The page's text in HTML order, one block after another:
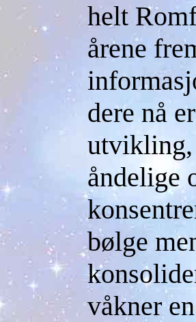
helt
årene
dere nå
utvikling,
åndelige
bølge
våkner